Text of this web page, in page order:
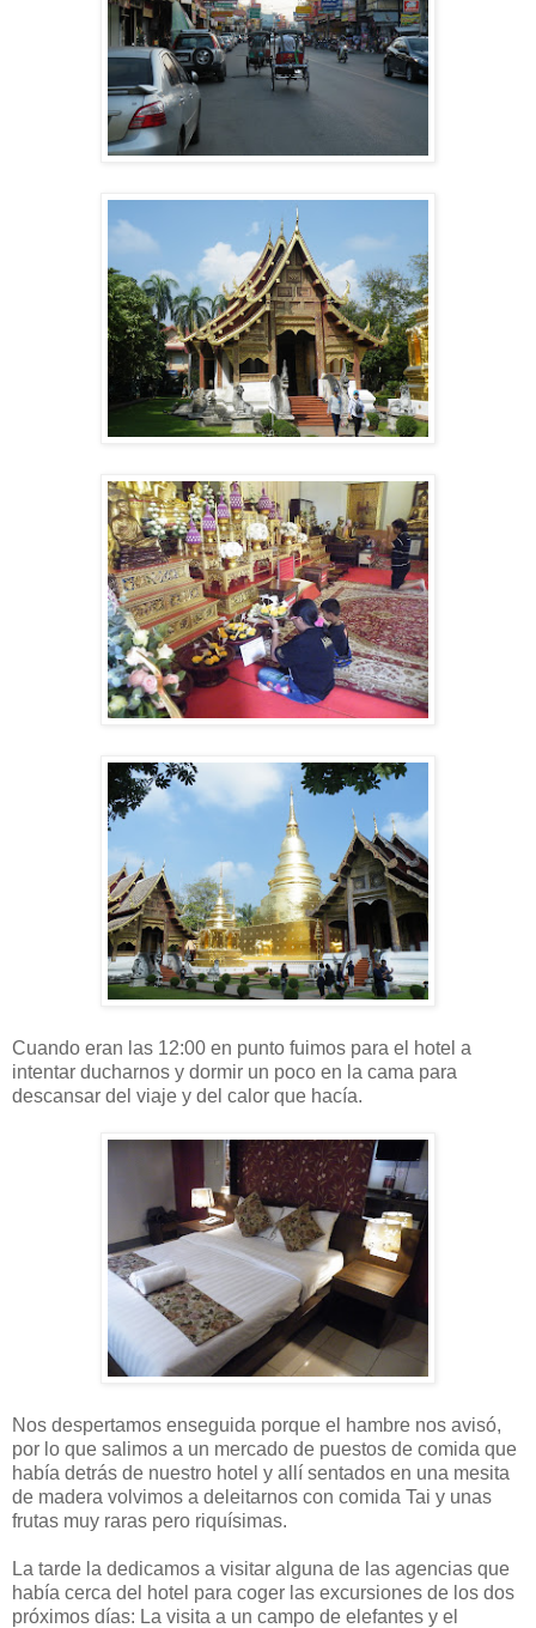
Cuando eran las 12:00 en punto fuimos para el hotel a
intentar ducharnos y dormir un poco en la cama para
descansar del viaje y del calor que hacía.
Nos despertamos enseguida porque el hambre nos avisó,
por lo que salimos a un mercado de puestos de comida que
había detrás de nuestro hotel y allí sentados en una mesita
de madera volvimos a deleitarnos con comida Tai y unas
frutas muy raras pero riquísimas.
La tarde la dedicamos a visitar alguna de las agencias que
había cerca del hotel para coger las excursiones de los dos
próximos días: La visita a un campo de elefantes y el